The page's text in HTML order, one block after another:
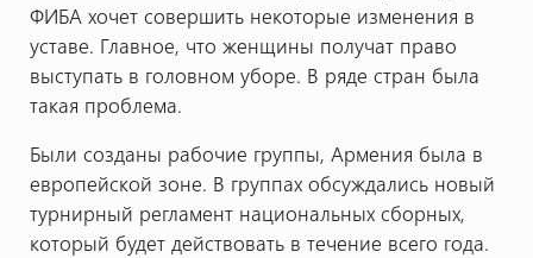
ФИБА хочет совершить некоторые изменения в
уставе. Главное, что женщины получат право
выступать в головном уборе. В ряде стран была
такая проблема.
Были созданы рабочие группы, Армения была в
европейской зоне. В группах обсуждались новый
турнирный регламент национальных сборных,
который будет действовать в течение всего года.